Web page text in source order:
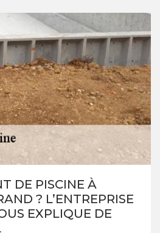
DE PISCINE À
? L’ENTREPRISE
EXPLIQUE DE